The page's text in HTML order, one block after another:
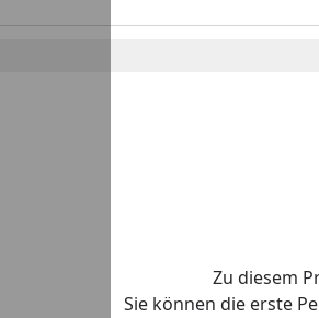
Zu diesem
Sie können die erste